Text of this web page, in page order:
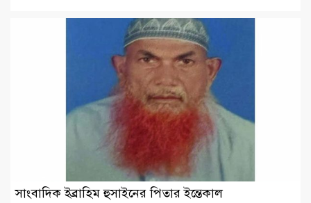
সাংবাদিক ইব্রাহিম হুসাইনের পিতার ইন্তেকাল